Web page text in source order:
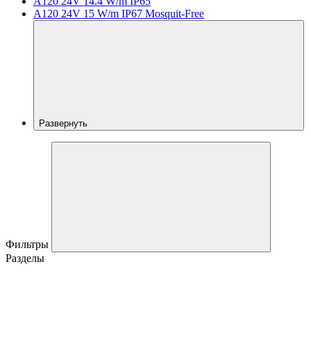
A120 24V 15 W/m IP67 Mosquit-Free
Развернуть
Фильтры
Разделы